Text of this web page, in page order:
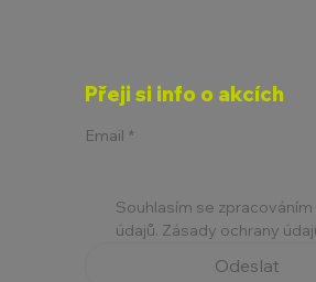
Přeji si info o akcích
Email *
Souhlasím se
údajů. Zásady ochrany
Odeslat